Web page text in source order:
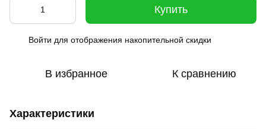
Купить
Войти для отображения накопительной скидки
В избранное К сравнению
Характеристики